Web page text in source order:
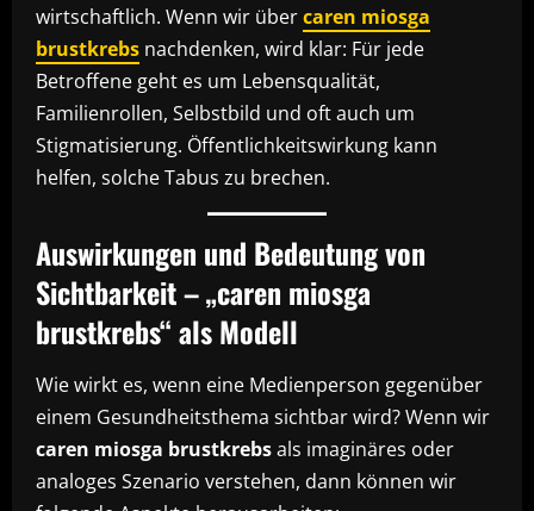
wirtschaftlich. Wenn wir übercaren miosga
brustkrebs nachdenken, wird klar: Für jede
Betroffene geht es um Lebensqualität,
Familienrollen, Selbstbild und oft auch um
Stigmatisierung. Öffentlichkeitswirkung kann
helfen, solche Tabus zu brechen.
Auswirkungen und Bedeutung von
Sichtbarkeit – „caren miosga
brustkrebs“ als Modell
Wie wirkt es, wenn eine Medienperson gegenüber
einem Gesundheits­thema sichtbar wird? Wenn wir
caren miosga brustkrebsals imaginäres oder
analoges Szenario verstehen, dann können wir